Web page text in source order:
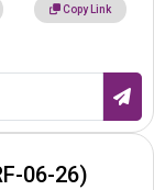
Copy Link
06-26)